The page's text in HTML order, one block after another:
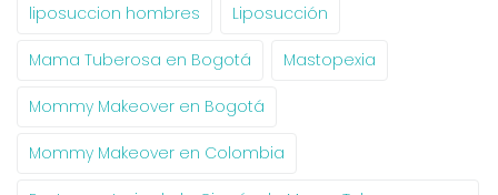
liposuccion hombres Liposucción
Mama Tuberosa en Bogotá Mastopexia
Mommy Makeover en Bogotá
Mommy Makeover en Colombia